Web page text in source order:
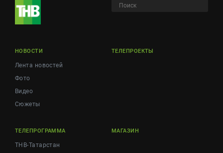
НОВОСТИ
Лента новостей
Фото
Видео
Сюжеты
ТЕЛЕПРОЕКТЫ
ТЕЛЕПРОГРАММА
ТНВ-Татарстан
МАГАЗИН